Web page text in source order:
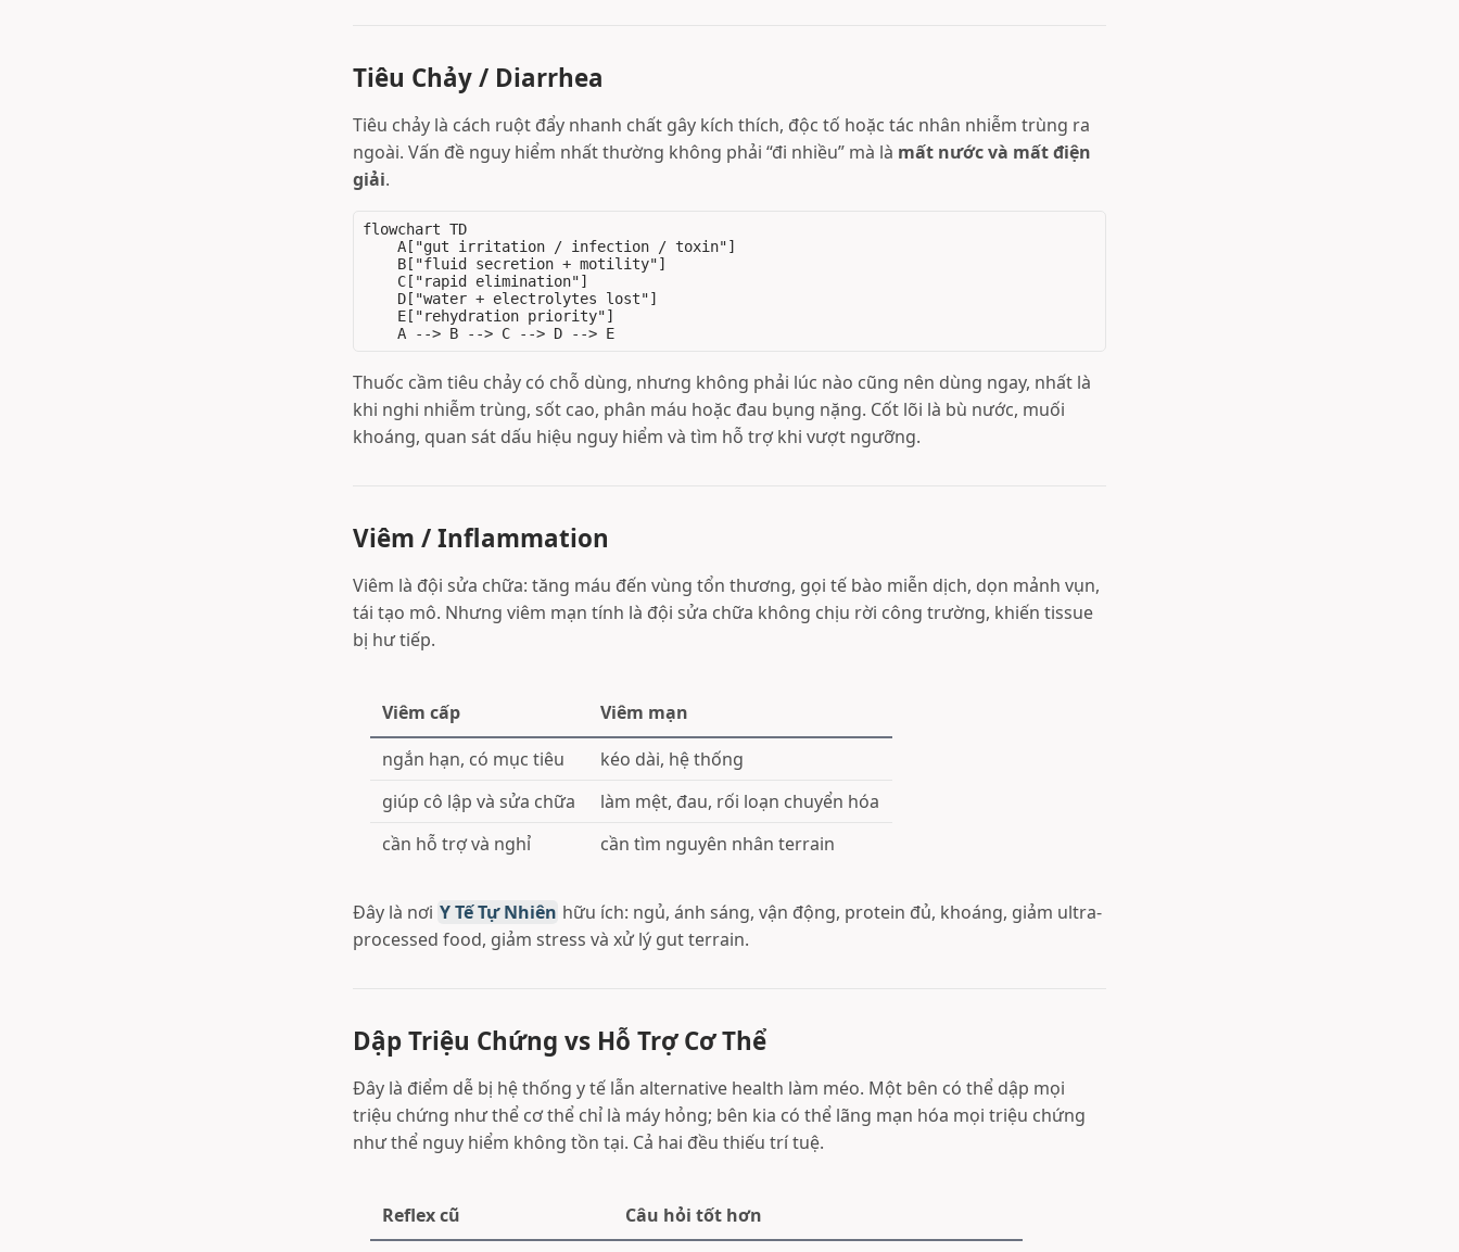
Tiêu Chảy / Diarrhea
Tiêu chảy là cách ruột đẩy nhanh chất gây kích thích, độc tố hoặc tác nhân nhiễm trùng ra
ngoài. Vấn đề nguy hiểm nhất thường không phải “đi nhiều” mà là mất nước và mất điện
giải.
flowchart TD
    A["gut irritation / infection / toxin"]
    B["fluid secretion + motility"]
    C["rapid elimination"]
    D["water + electrolytes lost"]
    E["rehydration priority"]
Thuốc cầm tiêu chảy có chỗ dùng, nhưng không phải lúc nào cũng nên dùng ngay, nhất là
khi nghi nhiễm trùng, sốt cao, phân máu hoặc đau bụng nặng. Cốt lõi là bù nước, muối
khoáng, quan sát dấu hiệu nguy hiểm và tìm hỗ trợ khi vượt ngưỡng.
Viêm / Inflammation
Viêm là đội sửa chữa: tăng máu đến vùng tổn thương, gọi tế bào miễn dịch, dọn mảnh vụn,
tái tạo mô. Nhưng viêm mạn tính là đội sửa chữa không chịu rời công trường, khiến tissue
bị hư tiếp.
Viêm cấp
Viêm mạn
ngắn hạn, có mục tiêu
kéo dài, hệ thống
giúp cô lập và sửa chữa
làm mệt, đau, rối loạn chuyển hóa
cần hỗ trợ và nghỉ
cần tìm nguyên nhân terrain
Đây là nơi Y Tế Tự Nhiên hữu ích: ngủ, ánh sáng, vận động, protein đủ, khoáng, giảm ultra-
processed food, giảm stress và xử lý gut terrain.
Dập Triệu Chứng vs Hỗ Trợ Cơ Thể
Đây là điểm dễ bị hệ thống y tế lẫn alternative health làm méo. Một bên có thể dập mọi
triệu chứng như thể cơ thể chỉ là máy hỏng; bên kia có thể lãng mạn hóa mọi triệu chứng
như thể nguy hiểm không tồn tại. Cả hai đều thiếu trí tuệ.
Reflex cũ
Câu hỏi tốt hơn